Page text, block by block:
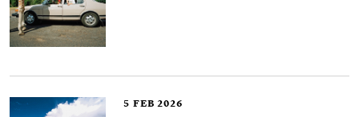
5 FEB 2026